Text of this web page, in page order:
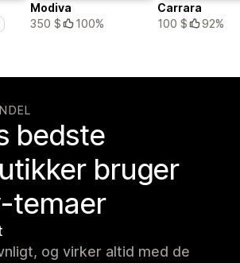
Modiva
350 $
100%
Carrara
100 $
92%
bedste
bruger
temaer
og virker altid med de